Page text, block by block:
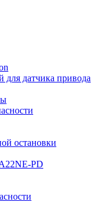
датчика привода
остановки
PD